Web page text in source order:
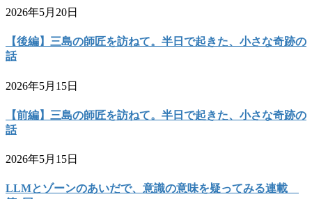
2026年5月20日
【後編】三島の師匠を訪ねて。半日で起きた、小さな奇跡の
話
2026年5月15日
【前編】三島の師匠を訪ねて。半日で起きた、小さな奇跡の
話
2026年5月15日
LLMとゾーンのあいだで、意識の意味を疑ってみる連載